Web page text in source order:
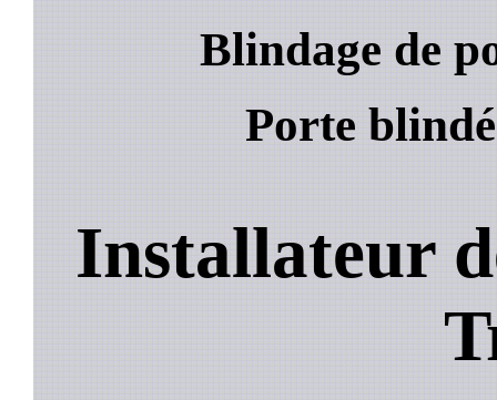
Blindage de
Porte
Installateur